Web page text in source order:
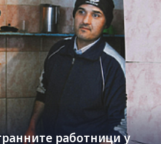
работници у